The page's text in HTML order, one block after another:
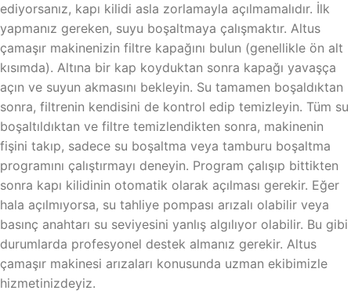
ediyorsanız, kapı kilidi asla zorlamayla açılmamalıdır. İlk
yapmanız gereken, suyu boşaltmaya çalışmaktır. Altus
çamaşır makinenizin filtre kapağını bulun (genellikle ön alt
kısımda). Altına bir kap koyduktan sonra kapağı yavaşça
açın ve suyun akmasını bekleyin. Su tamamen boşaldıktan
sonra, filtrenin kendisini de kontrol edip temizleyin. Tüm su
boşaltıldıktan ve filtre temizlendikten sonra, makinenin
fişini takıp, sadece su boşaltma veya tamburu boşaltma
programını çalıştırmayı deneyin. Program çalışıp bittikten
sonra kapı kilidinin otomatik olarak açılması gerekir. Eğer
hala açılmıyorsa, su tahliye pompası arızalı olabilir veya
basınç anahtarı su seviyesini yanlış algılıyor olabilir. Bu gibi
durumlarda profesyonel destek almanız gerekir. Altus
çamaşır makinesi arızaları konusunda uzman ekibimizle
hizmetinizdeyiz.